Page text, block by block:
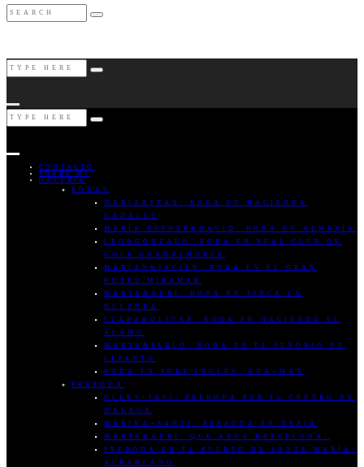
CONTACTO
SOBRE MI
GALERÍA
BODAS
MARÍA&FRAN: BODA EN HACIENDA
NADALES
MARÍA ESTHER&DAVID: BODA EN ALMERÍA
LEO&GONZALO: BODA EN REAL CLUB DE
GOLF GUADALHORCE
MARIAN&JAVIER: BODA EN EL GRAN
HOTEL MIRAMAR
MARTA&ADRI: BODA EN FINCA LA
DULZURA
CLARA&OLIVER: BODA EN HACIENDA EL
ÁLAMO
MARTA&PABLO: BODA EN EL SEÑORIO DE
LEPANTO
BODA EN FORT INGLÉS: ANA+MAX
PREBODA
OLEKS+JAVI: PREBODA POR EL CENTRO DE
MÁLAGA
MARINA+SANTI: PREBODA EN NERJA
MARTA&ADRI: QUE ARDA BARCELONA!
PREBODA EN EL PUERTO DE SANTA MARÍA:
ALBA&CANO